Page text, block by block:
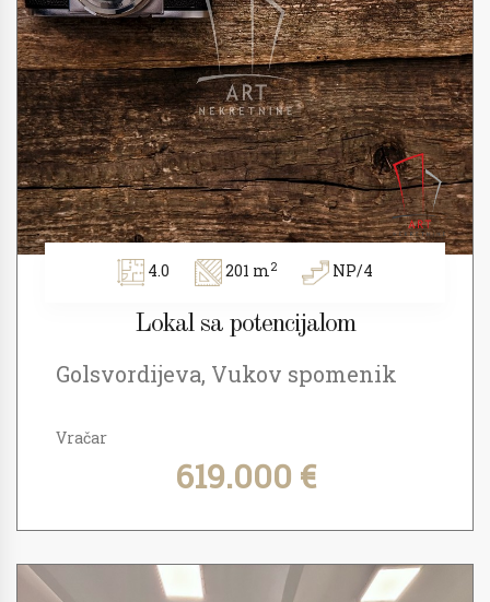
4.0 201 m2 NP/4
Lokal sa potencijalom
Golsvordijeva, Vukov spomenik
Vračar
619.000 €